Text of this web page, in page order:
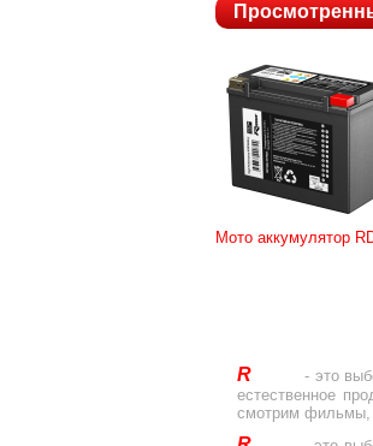
Мото аккумулятор
RDrive
- это
естественное
смотрим фильмы,